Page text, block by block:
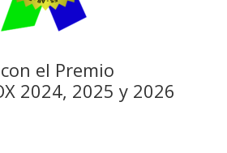
el Premio
2024, 2025 y 2026